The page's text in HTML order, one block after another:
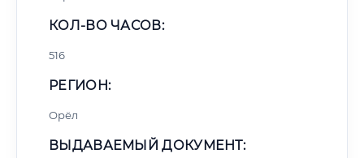
КОЛ-ВО ЧАСОВ:
516
РЕГИОН:
Орёл
ВЫДАВАЕМЫЙ ДОКУМЕНТ: